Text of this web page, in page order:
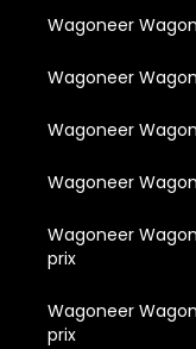
Wagoneer
Wagoneer
Wagoneer
Wagoneer
Wagoneer
prix
Wagoneer
prix